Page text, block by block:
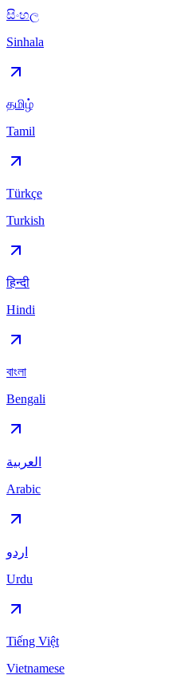
සිංහල
Sinhala
தமிழ்
Tamil
Türkçe
Turkish
हिन्दी
Hindi
বাংলা
Bengali
العربية
Arabic
اردو
Urdu
Tiếng Việt
Vietnamese